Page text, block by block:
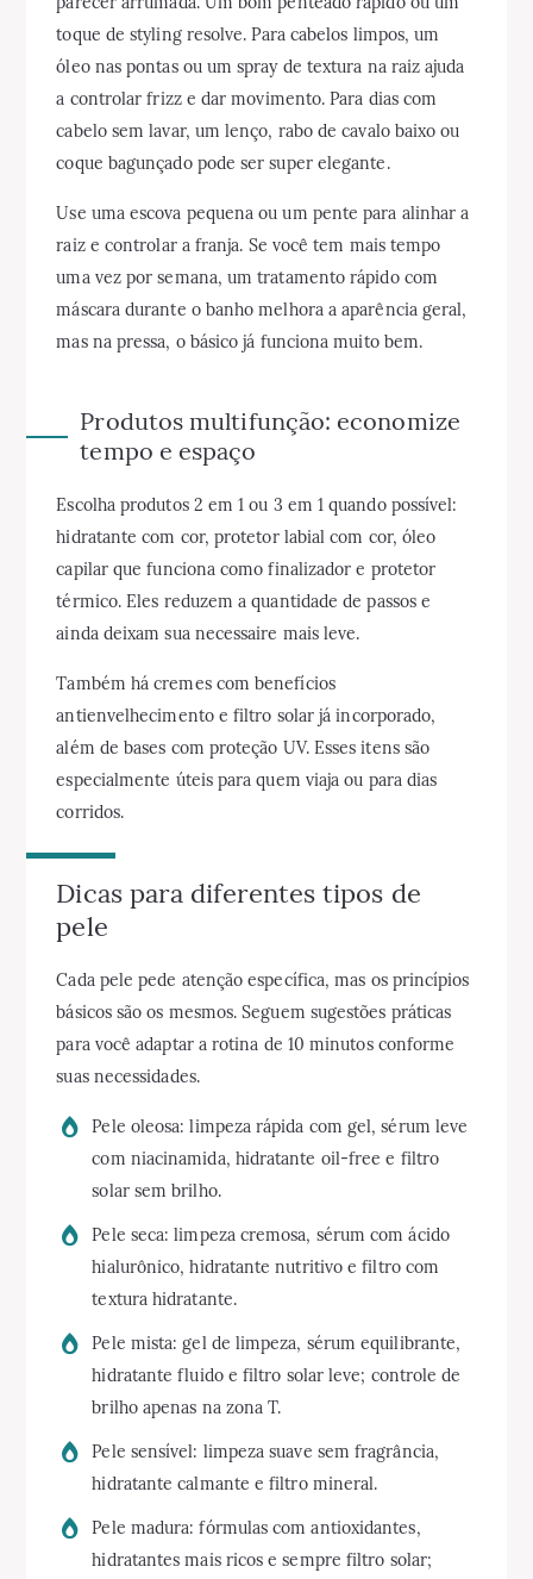
toque de styling resolve. Para cabelos limpos, um
óleo nas pontas ou um spray de textura na raiz ajuda
a controlar frizz e dar movimento. Para dias com
cabelo sem lavar, um lenço, rabo de cavalo baixo ou
coque bagunçado pode ser super elegante.
Use uma escova pequena ou um pente para alinhar a
raiz e controlar a franja. Se você tem mais tempo
uma vez por semana, um tratamento rápido com
máscara durante o banho melhora a aparência geral,
mas na pressa, o básico já funciona muito bem.
Produtos multifunção: economize
tempo e espaço
Escolha produtos 2 em 1 ou 3 em 1 quando possível:
hidratante com cor, protetor labial com cor, óleo
capilar que funciona como finalizador e protetor
térmico. Eles reduzem a quantidade de passos e
ainda deixam sua necessaire mais leve.
Também há cremes com benefícios
antienvelhecimento e filtro solar já incorporado,
além de bases com proteção UV. Esses itens são
especialmente úteis para quem viaja ou para dias
corridos.
Dicas para diferentes tipos de
pele
Cada pele pede atenção específica, mas os princípios
básicos são os mesmos. Seguem sugestões práticas
para você adaptar a rotina de 10 minutos conforme
suas necessidades.
Pele oleosa: limpeza rápida com gel, sérum leve
com niacinamida, hidratante oil-free e filtro
solar sem brilho.
Pele seca: limpeza cremosa, sérum com ácido
hialurônico, hidratante nutritivo e filtro com
textura hidratante.
Pele mista: gel de limpeza, sérum equilibrante,
hidratante fluido e filtro solar leve; controle de
brilho apenas na zona T.
Pele sensível: limpeza suave sem fragrância,
hidratante calmante e filtro mineral.
Pele madura: fórmulas com antioxidantes,
hidratantes mais ricos e sempre filtro solar;